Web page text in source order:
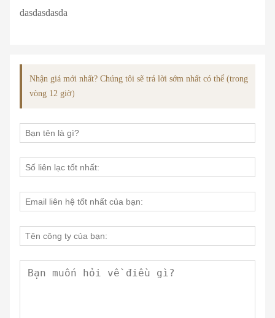
dasdasdasda
Nhận giá mới nhất? Chúng tôi sẽ trả lời sớm nhất có thể (trong
vòng 12 giờ）